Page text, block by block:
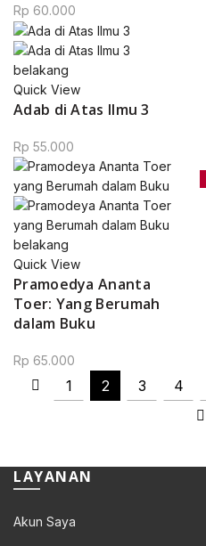
Rp 60.000
Quick View
Adab di Atas Ilmu 3
Rp 55.000
Quick View
Pramoedya Ananta
Toer: Yang Berumah
dalam Buku
Rp 65.000
1 2 3 4
LAYANAN
Akun Saya